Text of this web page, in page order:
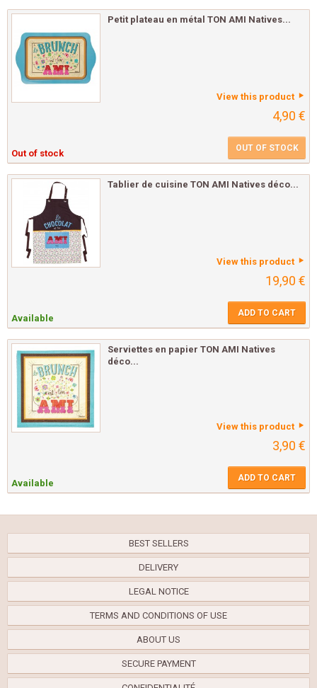
Petit plateau en métal TON AMI Natives...
View this product
4,90 €
Out of stock OUT OF STOCK
Tablier de cuisine TON AMI Natives déco...
View this product
19,90 €
Available ADD TO CART
Serviettes en papier TON AMI Natives
déco...
View this product
3,90 €
Available ADD TO CART
BEST SELLERS
DELIVERY
LEGAL NOTICE
TERMS AND CONDITIONS OF USE
ABOUT US
SECURE PAYMENT